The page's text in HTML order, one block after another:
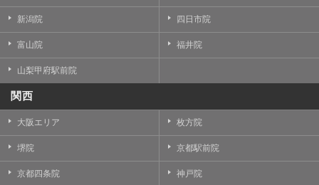
新潟院 四日市院
富山院 福井院
山梨甲府駅前院
関西
大阪エリア 枚方院
堺院 京都駅前院
京都四条院 神戸院